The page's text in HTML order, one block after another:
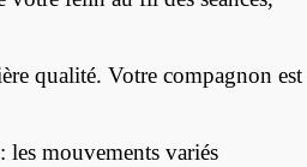
qualité. Votre compagnon est
mouvements variés